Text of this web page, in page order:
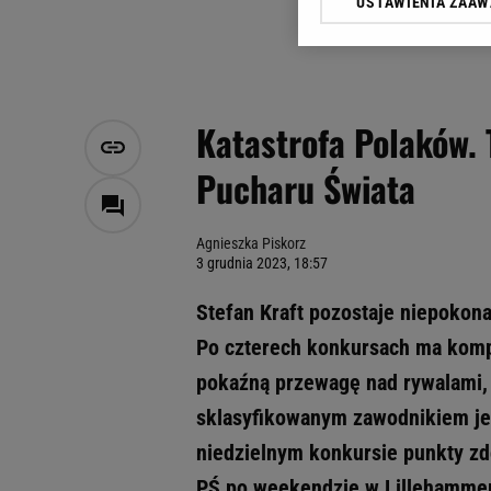
Katastrofa
Pucharu Świata
Agnieszka Piskorz
3 grudnia 2023, 18:57
Stefan Kraft pozostaje
Po czterech konkursach ma
pokaźną przewagę nad
sklasyfikowanym zawodnikiem
niedzielnym konkursie punkty
Klikając „Akceptuję”
Zaufanych Partnerów i
My, nasi Zaufani
Użycie dokładnych
Przechowywanie